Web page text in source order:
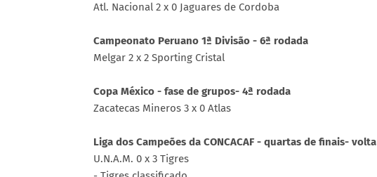
Atl. Nacional 2 x 0 Jaguares de Cordoba
Campeonato Peruano 1ª Divisão - 6ª rodada
Melgar 2 x 2 Sporting Cristal
Copa México - fase de grupos- 4ª rodada
Zacatecas Mineros 3 x 0 Atlas
Liga dos Campeões da CONCACAF - quartas de finais- volta
U.N.A.M. 0 x 3 Tigres